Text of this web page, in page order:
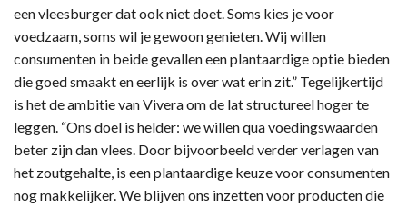
een vleesburger dat ook niet doet. Soms kies je voor
voedzaam, soms wil je gewoon genieten. Wij willen
consumenten in beide gevallen een plantaardige optie bieden
die goed smaakt en eerlijk is over wat erin zit.” Tegelijkertijd
is het de ambitie van Vivera om de lat structureel hoger te
leggen. “Ons doel is helder: we willen qua voedingswaarden
beter zijn dan vlees. Door bijvoorbeeld verder verlagen van
het zoutgehalte, is een plantaardige keuze voor consumenten
nog makkelijker. We blijven ons inzetten voor producten die